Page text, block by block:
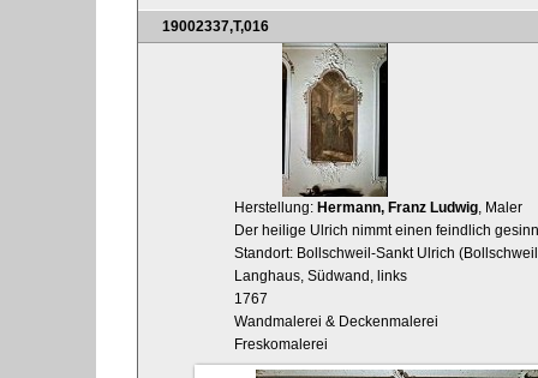
19002337,T,016
Herstellung: Hermann, Franz Ludwig, Maler
Der heilige Ulrich nimmt einen feindlich
Standort: Bollschweil-Sankt Ulrich
Langhaus, Südwand, links
1767
Wandmalerei & Deckenmalerei
Freskomalerei